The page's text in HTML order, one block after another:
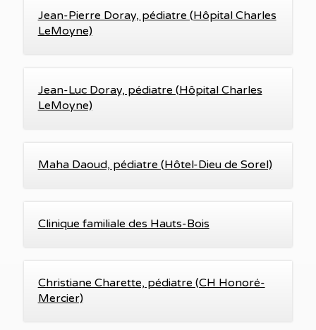
Jean-Pierre Doray, pédiatre (Hôpital Charles
LeMoyne)
Jean-Luc Doray, pédiatre (Hôpital Charles
LeMoyne)
Maha Daoud, pédiatre (Hôtel-Dieu de Sorel)
Clinique familiale des Hauts-Bois
Christiane Charette, pédiatre (CH Honoré-
Mercier)